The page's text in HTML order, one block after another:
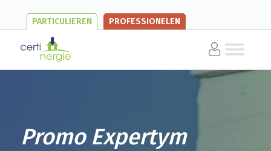
PARTICULIEREN PROFESSIONELEN
Promo Expertym